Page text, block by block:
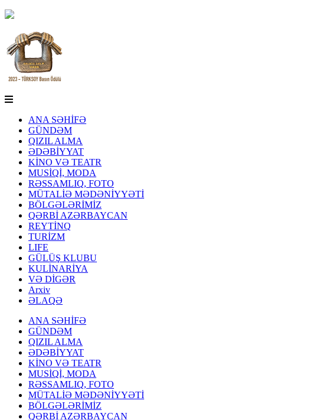
ANA SƏHİFƏ
GÜNDƏM
QIZIL ALMA
ƏDƏBİYYAT
KİNO VƏ TEATR
MUSİQİ, MODA
RƏSSAMLIQ, FOTO
MÜTALİƏ MƏDƏNİYYƏTİ
BÖLGƏLƏRİMİZ
QƏRBİ AZƏRBAYCAN
REYTİNQ
TURİZM
LIFE
GÜLÜŞ KLUBU
KULİNARİYA
VƏ DİGƏR
Arxiv
ƏLAQƏ
ANA SƏHİFƏ
GÜNDƏM
QIZIL ALMA
ƏDƏBİYYAT
KİNO VƏ TEATR
MUSİQİ, MODA
RƏSSAMLIQ, FOTO
MÜTALİƏ MƏDƏNİYYƏTİ
BÖLGƏLƏRİMİZ
QƏRBİ AZƏRBAYCAN